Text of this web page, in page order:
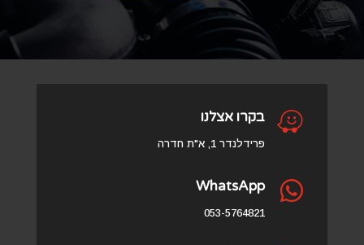
 בקרו אצלנו
פרידלנדר 1, א"ת חדרה

WhatsApp
053-5764821